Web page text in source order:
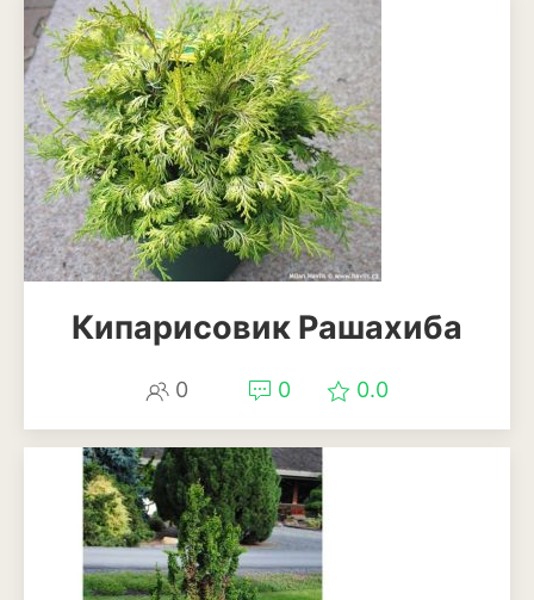
Чеснок
Шпинат
Плодовые деревья и
кустарники
Абрикосы
Айва
Барбарис
Кипарисовик Рашахиба
0 0 0.0